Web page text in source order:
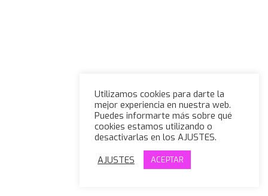
Utilizamos cookies para darte la
mejor experiencia en nuestra web.
Puedes informarte más sobre qué
cookies estamos utilizando o
desactivarlas en los AJUSTES.
AJUSTES
ACEPTAR